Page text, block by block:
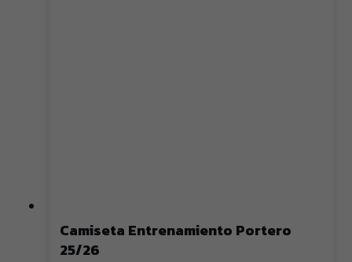
Camiseta Entrenamiento Portero
25/26